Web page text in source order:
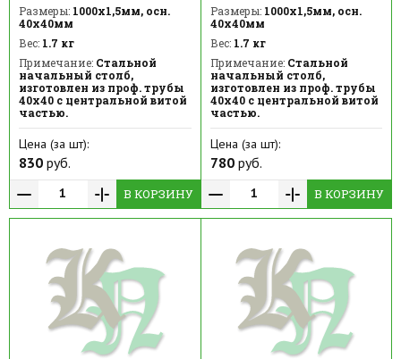
Размеры: 1000х1,5мм, осн.
40х40мм
Вес: 1.7 кг
Примечание: Стальной
начальный столб,
изготовлен из проф. трубы
40х40 с центральной витой
частью.
Цена (за шт):
830 руб.
В КОРЗИНУ
Размеры:1000х1,5мм, осн.
40х40мм
Вес:1.7 кг
Примечание:Стальной
начальный столб,
изготовлен из проф. трубы
40х40 с центральной витой
частью.
Цена (за шт):
780руб.
В КОРЗИНУ